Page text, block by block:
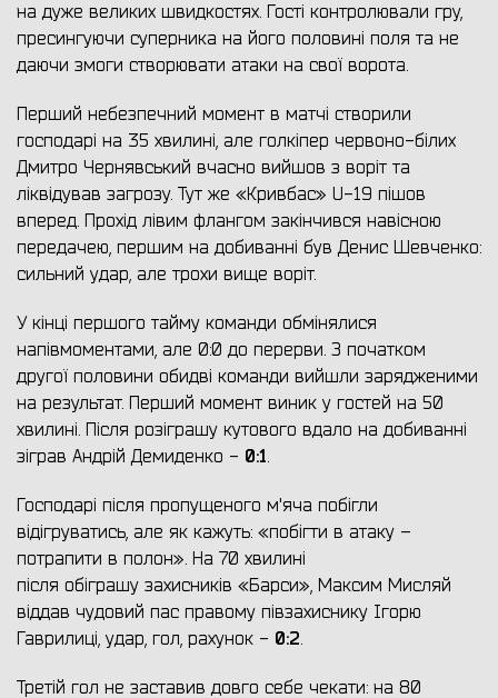
на дуже великих швидкостях. Гості контролювали гру,
пресингуючи суперника на його половині поля та не
даючи змоги створювати атаки на свої ворота.
Перший небезпечний момент в матчі створили
господарі на 35 хвилині, але голкіпер червоно-білих
Дмитро Чернявський вчасно вийшов з воріт та
ліквідував загрозу. Тут же «Кривбас» U-19 пішов
вперед. Прохід лівим флангом закінчився навісною
передачею, першим на добиванні був Денис Шевченко:
сильний удар, але трохи вище воріт.
У кінці першого тайму команди обмінялися
напівмоментами, але 0:0 до перерви. З початком
другої половини обидві команди вийшли зарядженими
на результат. Перший момент виник у гостей на 50
хвилині. Після розіграшу кутового вдало на добиванні
зіграв Андрій Демиденко - 0:1.
Господарі після пропущеного м'яча побігли
відігруватись, але як кажуть: «побігти в атаку –
потрапити в полон». На 70 хвилині
після обіграшу захисників «Барси», Максим Мисляй
віддав чудовий пас правому півзахиснику Ігорю
Гаврилиці, удар, гол, рахунок - 0:2.
Третій гол не заставив довго себе чекати: на 80